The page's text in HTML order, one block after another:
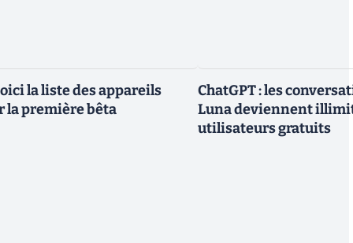
la liste des appareils
la première bêta
ChatGPT : les
Luna deviennent
utilisateurs gratuits